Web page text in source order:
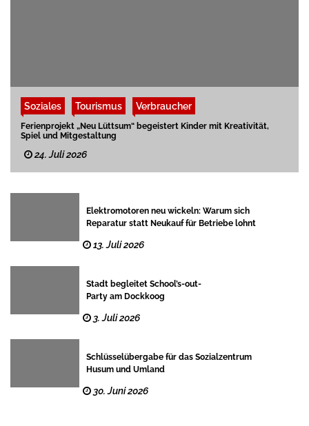
Soziales Tourismus Verbraucher
Ferienprojekt „Neu Lüttsum“ begeistert Kinder mit Kreativität,
Spiel und Mitgestaltung
24. Juli 2026
Elektromotoren neu wickeln: Warum sich
Reparatur statt Neukauf für Betriebe lohnt
13. Juli 2026
Stadt begleitet School’s-out-
Party am Dockkoog
3. Juli 2026
Schlüsselübergabe für das Sozialzentrum
Husum und Umland
30. Juni 2026